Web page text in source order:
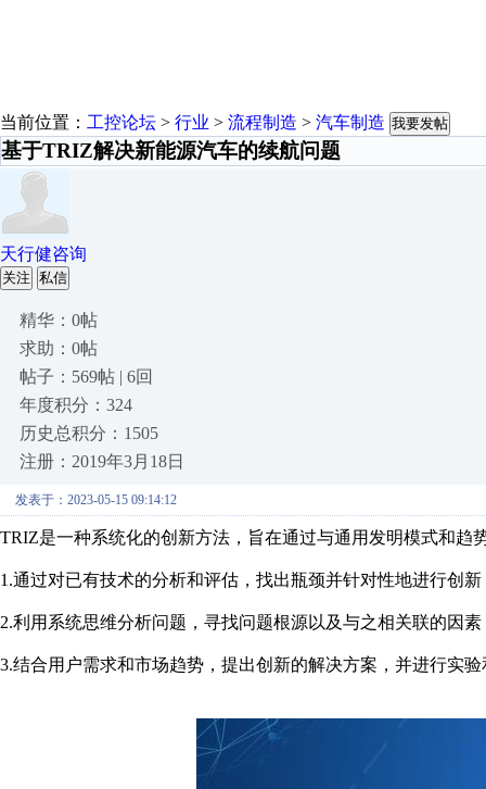
当前位置： 工控论坛 > 行业 > 流程制造 > 汽车制造 我要发帖
基于TRIZ解决新能源汽车的续航问题
天行健咨询
关注 私信
精华：0帖
求助：0帖
帖子：569帖 | 6回
年度积分：324
历史总积分：1505
注册：2019年3月18日
发表于：2023-05-15 09:14:12
TRIZ是一种系统化的创新方法，旨在通过与通用发明模式和
1.通过对已有技术的分析和评估，找出瓶颈并针对性地进行创新
2.利用系统思维分析问题，寻找问题根源以及与之相关联的因
3.结合用户需求和市场趋势，提出创新的解决方案，并进行实